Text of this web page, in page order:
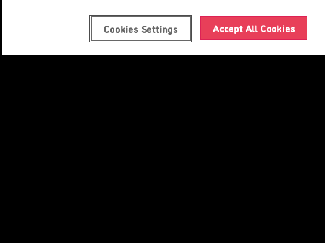
Accept All Cookies
Cookies Settings